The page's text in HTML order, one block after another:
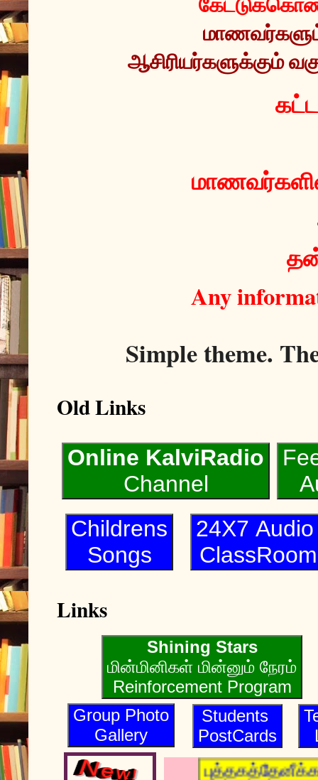
ஆசிரியர்களுக்கும்
Any
Simple theme.
Old Links
Online KalviRadio
Channel
Childrens
Songs
24X7
ClassRoom
Links
Shining Stars
மின்மினிகள் மின்னும் நேரம்
Reinforcement Program
Group Photo
Gallery
Students
PostCards